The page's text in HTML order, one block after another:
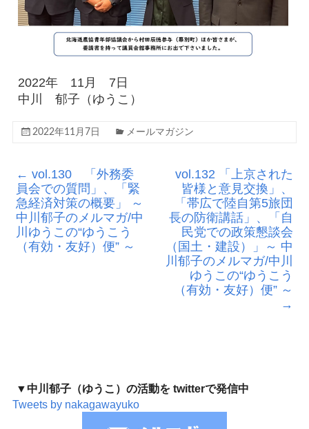
2022年 11月 7日
中川 郁子（ゆうこ）
2022年11月7日 メールマガジン
← vol.130 「外務委
員会での質問」、「緊
急経済対策の概要」 ～
中川郁子のメルマガ/中
川ゆうこの“ゆうこう
（有効・友好）便” ～
vol.132 「上京された
皆様と意見交換」、
「帯広で陸自第5旅団
長の防衛講話」、「自
民党での政策懇談会
（国土・建設）」～ 中
川郁子のメルマガ/中川
ゆうこの“ゆうこう
（有効・友好）便” ～
→
▼中川郁子（ゆうこ）の活動を twitterで発信中
Tweets by nakagawayuko